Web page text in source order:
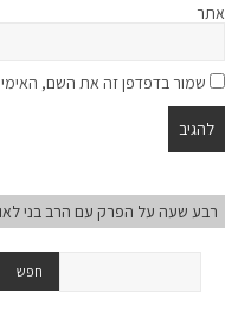
אתר
שמור בדפדפן זה את השם,
רבע שעה על הפרק עם הרב בני לאו